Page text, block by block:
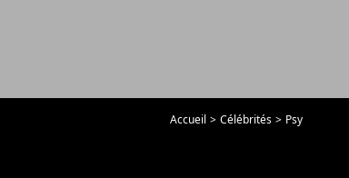
Accueil Célébrités Psy